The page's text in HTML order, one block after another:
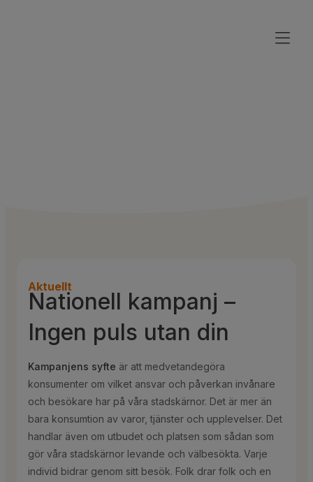
Aktuellt
Nationell kampanj –
Ingen puls utan din
Kampanjens syfte är att medvetandegöra
konsumenter om vilket ansvar och påverkan invånare
och besökare har på våra stadskärnor. Det är mer än
bara konsumtion av varor, tjänster och upplevelser. Det
handlar även om utbudet och platsen som sådan som
gör våra stadskärnor levande och välbesökta. Varje
individ bidrar genom sitt besök. Folk drar folk och en